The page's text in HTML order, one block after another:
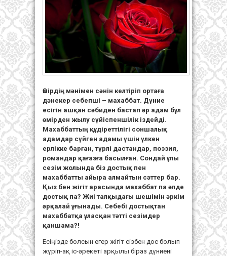
арасында
достық
Өмірдің мәнімен сәнін келтіріп ортаға
дәнекер себепші – махаббат. Дүние
есігін ашқан сәбиден бастап әр адам бұл
өмірден жылу сүйіспеншілік іздейді.
Махаббаттың құдіреттілігі соншалық
адамдар сүйген адамы үшін үлкен
ерлікке барған, түрлі дастандар, поэзия,
романдар қағазға басылған. Сондай ұлы
сезім жолында біз достық пен
махаббатты айыра алмайтын сәттер бар.
Қыз бен жігіт арасында махаббат па әлде
достық па? Жиі талқыдағы шешімін әркім
әрқалай ұғынады. Себебі достықтан
махаббатқа ұласқан тәтті сезімдер
қаншама?!
Есіңізде болсын егер жігіт сізбен дос болып
жүріп-ақ іс-әрекеті арқылы біраз дүниені